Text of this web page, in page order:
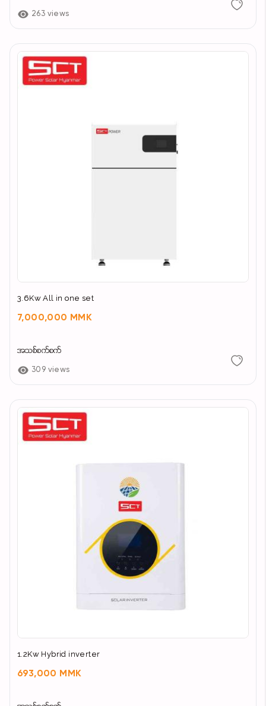
263 views
3.6Kw All in one set
7,000,000 MMK
အသစ်စက်စက်
309 views
1.2Kw Hybrid inverter
693,000 MMK